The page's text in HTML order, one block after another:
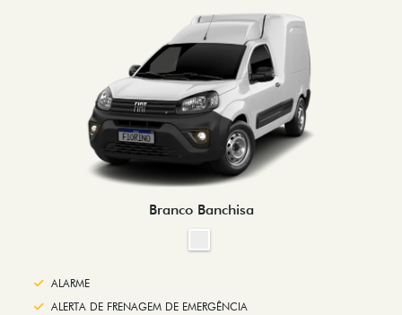
Branco Banchisa
ALARME
ALERTA DE FRENAGEM DE EMERGÊNCIA